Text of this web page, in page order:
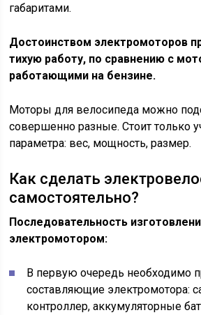
габаритами.
Достоинством электромоторов
тихую работу, по сравнению с
работающими на бензине.
Моторы для велосипеда можно
совершенно разные. Стоит только
параметра: вес, мощность, размер.
Как сделать
самостоятельно?
Последовательность
электромотором:
В первую очередь необходимо
составляющие электромотора:
контроллер, аккумуляторные